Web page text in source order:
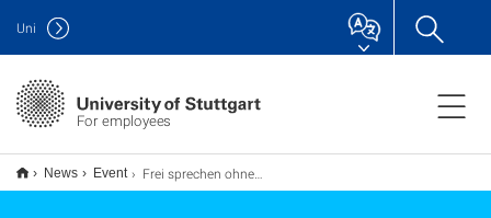
For employees
Uni
News Event Frei sprechen ohne Skript - Folien souverän präsentieren